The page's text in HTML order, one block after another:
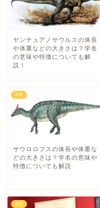
ヤンチュアノサウルスの体長
や体重などの大きさは？学名
の意味や特徴についても解
説！
恐竜
サウロロフスの体長や体重な
どの大きさは？学名の意味や
特徴についても解説
恐竜